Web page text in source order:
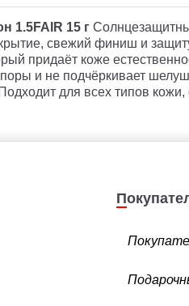
1.5FAIR 15 г
свежий финиш и
придаёт коже
поры и не подчёркивает
для всех типов